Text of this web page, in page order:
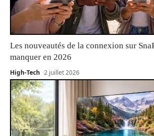
Les nouveautés de la connexion sur
manquer en 2026
High-Tech 2 juillet 2026